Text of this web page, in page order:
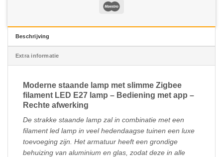
Beschrijving
Extra informatie
Moderne staande lamp met slimme Zigbee
filament LED E27 lamp – Bediening met app –
Rechte afwerking
De strakke staande lamp zal in combinatie met een
filament led lamp in veel hedendaagse tuinen een luxe
toevoeging zijn. Het armatuur heeft een grondige
behuizing van aluminium en glas, zodat deze in alle